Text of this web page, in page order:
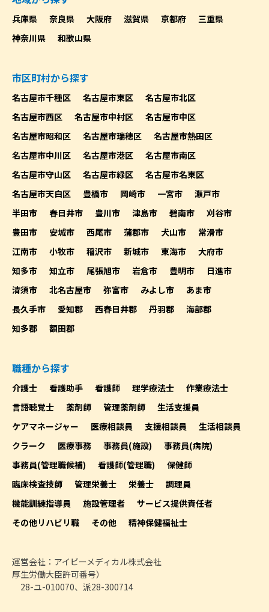
兵庫県 奈良県 大阪府 滋賀県 京都府
三重県
神奈川県
和歌山県
市区町村から探す
名古屋市千種区 名古屋市東区
名古屋市北区
名古屋市西区
名古屋市中村区
名古屋市中区
名古屋市昭和区
名古屋市瑞穂区
名古屋市熱田区
名古屋市中川区
名古屋市港区
名古屋市南区
名古屋市守山区
名古屋市緑区
名古屋市名東区
名古屋市天白区
豊橋市 岡崎市 一宮市
瀬戸市
半田市
春日井市 豊川市 津島市 碧南市
刈谷市
豊田市
安城市 西尾市 蒲郡市 犬山市
常滑市
江南市
小牧市 稲沢市 新城市 東海市
大府市
知多市
知立市 尾張旭市 岩倉市 豊明市
日進市
清須市
北名古屋市 弥富市 みよし市
あま市
長久手市
愛知郡 西春日井郡 丹羽郡
海部郡
知多郡
額田郡
職種から探す
介護士 看護助手 看護師 理学療法士
作業療法士
言語聴覚士
薬剤師 管理薬剤師
生活支援員
ケアマネージャー
医療相談員 支援相談員
生活相談員
クラーク
医療事務 事務員(施設)
事務員(病院)
事務員(管理職候補)
看護師(管理職)
保健師
臨床検査技師
管理栄養士 栄養士
調理員
機能訓練指導員
施設管理者
サービス提供責任者
その他リハビリ職
その他 精神保健福祉士
運営会社：アイビーメディカル株式会社
厚生労働大臣許可番号）
28-ユ-010070、派28-300714